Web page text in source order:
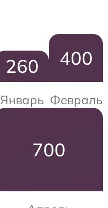
260
Январь
400
Февраль
700